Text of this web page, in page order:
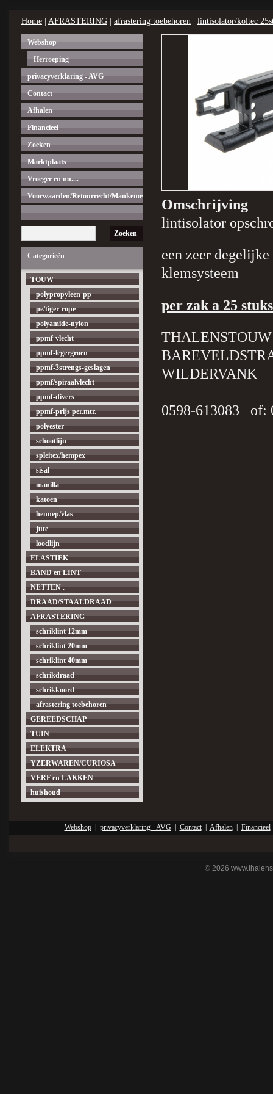
Home AFRASTERING afrastering toebehoren lintisolator/koltec
Webshop
Herroeping
privacyverklaring - AVG
Contact
Afhalen
Financieel
Zoeken
Marktplaats
Vroeger en nu....
Voorwaarden/Retourrecht/Mankementen.
Zoeken
Categorieën
TOUW
polypropyleen-pp
pe/tiger-rope
polyamide-nylon
ppmf-vlecht
ppmf-legergroen
ppmf-3strengs-geslagen
ppmf/spiraalvlecht
ppmf-divers
ppmf-prijs per.mtr.
polyester
schootlijn
spleitex/hempex
sisal
manilla
katoen
hennep/vlas
jute
loodlijn
ELASTIEK
BAND en LINT
NETTEN .
DRAAD/STAALDRAAD
AFRASTERING
schriklint 12mm
schriklint 20mm
schriklint 40mm
schrikdraad
schrikkoord
afrastering toebehoren
GEREEDSCHAP
TUIN
ELEKTRA
YZERWAREN/CURIOSA
VERF en LAKKEN
huishoud
Omschrijving
lintisolator
een zeer
klemsysteem
per zak a 25
THALENSTOUW
WILDERVANK
0598-613083 of:
Webshop| privacyverklaring - AVG| Contact| Afhalen| Financieel
© 2026